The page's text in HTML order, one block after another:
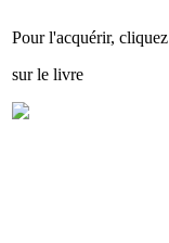
Pour l'acquérir, cliquez
sur le livre